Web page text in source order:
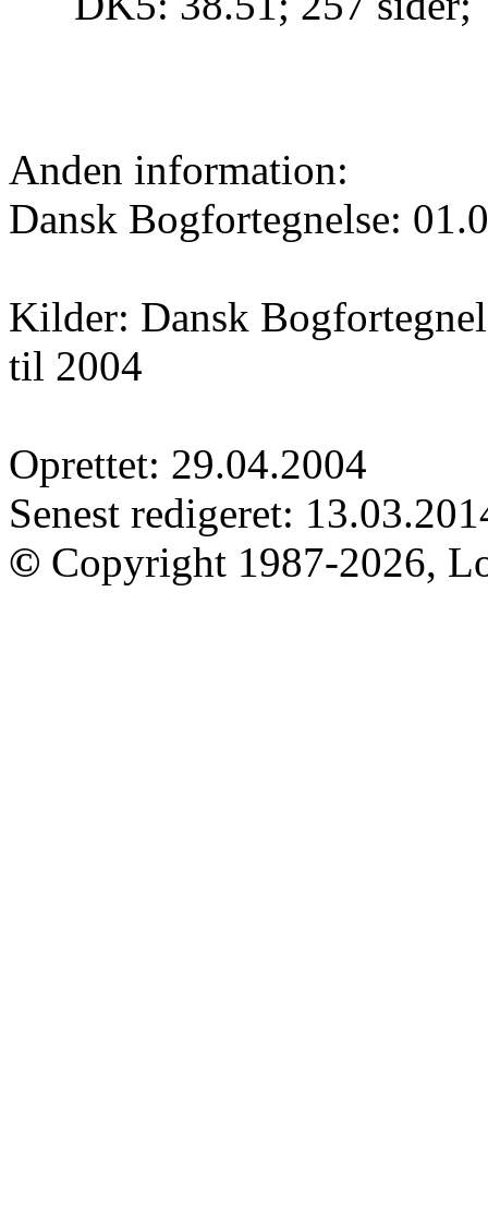
Anden information:
Dansk Bogfortegnelse:
Kilder: Dansk
til 2004
Oprettet: 29.04.2004
Senest redigeret:
© Copyright 1987-2026,